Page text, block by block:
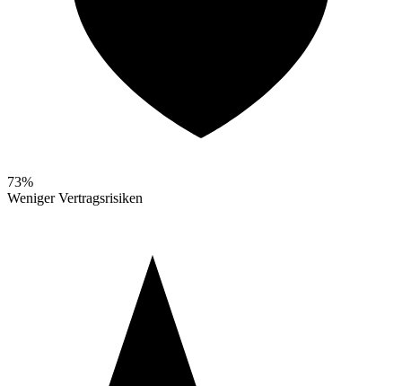
73%
Weniger Vertragsrisiken